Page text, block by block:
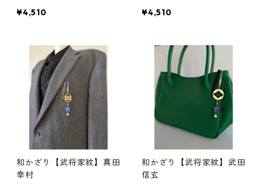
¥4,510
¥4,510
和かざり【武将家紋】真田
幸村
和かざり【武将家紋】武田
信玄